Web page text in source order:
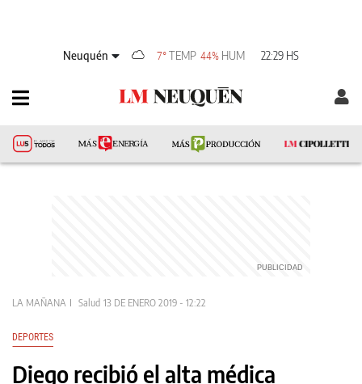
Neuquén 7°TEMP 44% HUM 22:29 HS
LA MAÑANA Salud 13 DE ENERO 2019 - 12:22
DEPORTES
Diego recibió el alta médica